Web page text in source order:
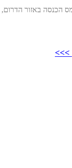
הכנסה באזור
>>>